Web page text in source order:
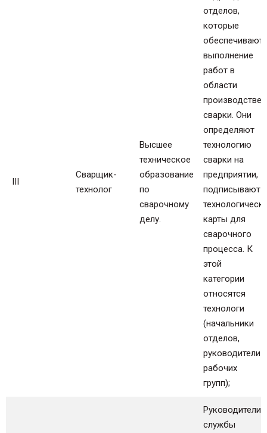
III
Сварщик-
технолог
Высшее
техническое
образование
по
сварочному
делу.
отделов,
которые
обеспечивают
выполнение
работ в
области
сварки. Они
определяют
технологию
сварки на
предприятии,
подписывают
карты для
сварочного
процесса. К
этой
категории
относятся
технологи
(начальники
отделов,
руководители
рабочих
групп);
Руководители
службы